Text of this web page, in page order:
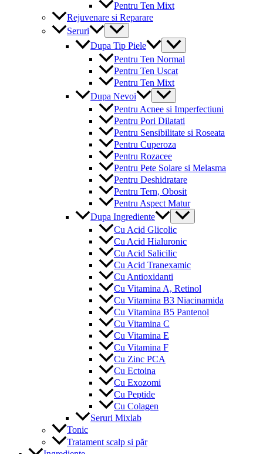
Pentru Ten Mixt
Rejuvenare si Reparare
Seruri
Menu
Toggle
Dupa Tip Piele
Menu
Toggle
Pentru Ten Normal
Pentru Ten Uscat
Pentru Ten Mixt
Dupa Nevoi
Menu
Toggle
Pentru Acnee si Imperfectiuni
Pentru Pori Dilatati
Pentru Sensibilitate si Roseata
Pentru Cuperoza
Pentru Rozacee
Pentru Pete Solare si Melasma
Pentru Deshidratare
Pentru Tern, Obosit
Pentru Aspect Matur
Dupa Ingrediente
Menu
Toggle
Cu Acid Glicolic
Cu Acid Hialuronic
Cu Acid Salicilic
Cu Acid Tranexamic
Cu Antioxidanti
Cu Vitamina A, Retinol
Cu Vitamina B3 Niacinamida
Cu Vitamina B5 Pantenol
Cu Vitamina C
Cu Vitamina E
Cu Vitamina F
Cu Zinc PCA
Cu Ectoina
Cu Exozomi
Cu Peptide
Cu Colagen
Seruri Mixlab
Tonic
Tratament scalp si păr